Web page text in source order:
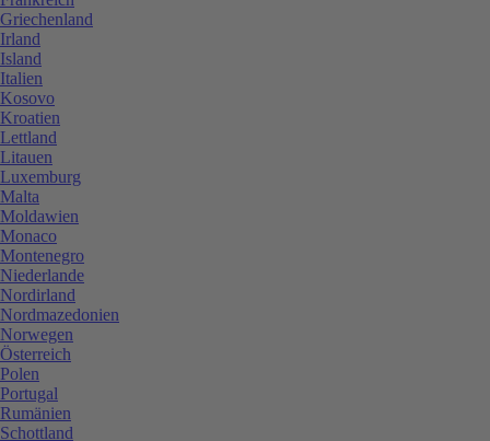
Griechenland
Irland
Island
Italien
Kosovo
Kroatien
Lettland
Litauen
Luxemburg
Malta
Moldawien
Monaco
Montenegro
Niederlande
Nordirland
Nordmazedonien
Norwegen
Österreich
Polen
Portugal
Rumänien
Schottland